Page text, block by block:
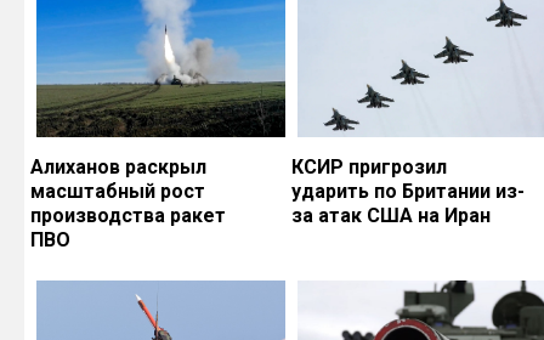
Алиханов раскрыл
масштабный рост
производства ракет
ПВО
КСИР пригрозил
ударить по Британии из-
за атак США на Иран